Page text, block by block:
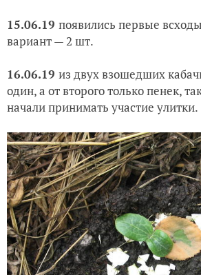
15.06.19 появились первые
вариант — 2 шт.
16.06.19 из двух взошедших
один, а от второго только пенек,
начали принимать участие улитки.